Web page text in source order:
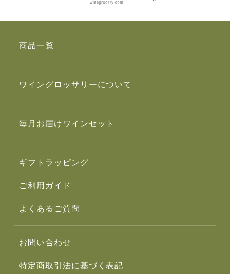
商品一覧
ワイングロッサリーについて
毎月お届けワインセット
ギフトラッピング
ご利用ガイド
よくあるご質問
お問い合わせ
特定商取引法に基づく表記